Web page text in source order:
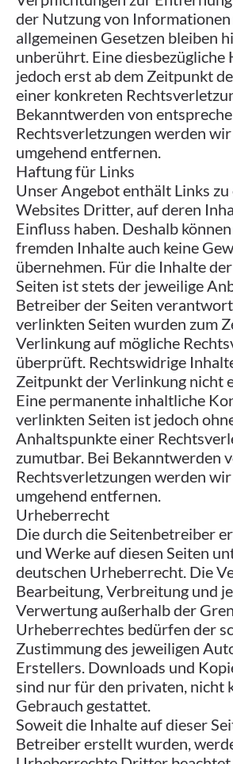
der Nutzung von Informationen
allgemeinen Gesetzen bleiben
unberührt. Eine diesbezügliche
jedoch erst ab dem Zeitpunkt
einer konkreten
Bekanntwerden von
Rechtsverletzungen werden
umgehend entfernen.
Haftung für Links
Unser Angebot enthält Links zu
Websites Dritter, auf deren
Einfluss haben. Deshalb
fremden Inhalte auch keine
übernehmen. Für die Inhalte
Seiten ist stets der jeweilige
Betreiber der Seiten
verlinkten Seiten wurden zum
Verlinkung auf mögliche
überprüft. Rechtswidrige
Zeitpunkt der Verlinkung nicht
Eine permanente inhaltliche
verlinkten Seiten ist jedoch
Anhaltspunkte einer
zumutbar. Bei Bekanntwerden
Rechtsverletzungen werden
umgehend entfernen.
Urheberrecht
Die durch die Seitenbetreiber
und Werke auf diesen Seiten
deutschen Urheberrecht. Die
Bearbeitung, Verbreitung und
Verwertung außerhalb der
Urheberrechtes bedürfen der
Zustimmung des jeweiligen
Erstellers. Downloads und
sind nur für den privaten, nicht
Gebrauch gestattet.
Soweit die Inhalte auf dieser
Betreiber erstellt wurden,